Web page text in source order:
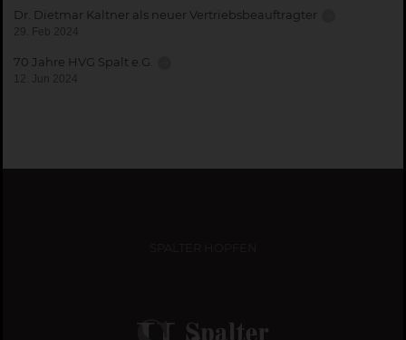
Dr. Dietmar Kaltner als neuer Vertriebsbeauftragter
29. Feb 2024
70 Jahre HVG Spalt e.G.
12. Jun 2024